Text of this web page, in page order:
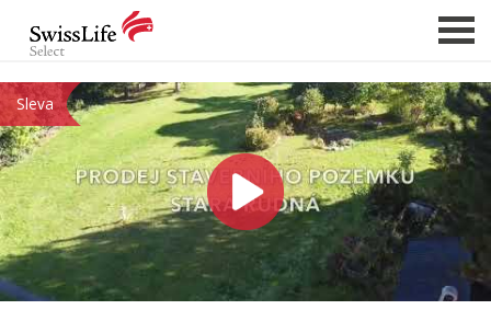
NABÍDKA NEMOVITOSTÍ
CHCI PRODAT / PRONAJMOUT
HLÍDAT NOVÉ NABÍDKY
CHCI OCENIT NEMOVITOST
O NÁS
Sleva